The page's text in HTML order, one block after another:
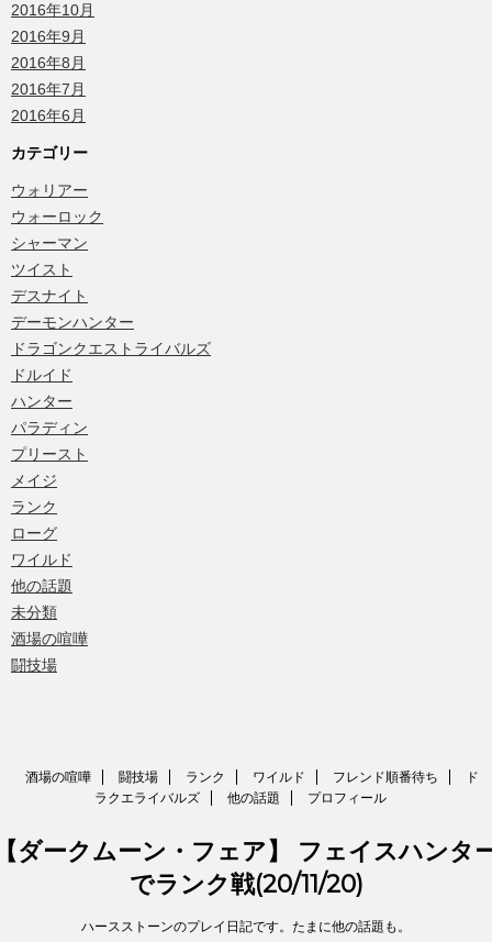
2016年10月
2016年9月
2016年8月
2016年7月
2016年6月
カテゴリー
ウォリアー
ウォーロック
シャーマン
ツイスト
デスナイト
デーモンハンター
ドラゴンクエストライバルズ
ドルイド
ハンター
パラディン
プリースト
メイジ
ランク
ローグ
ワイルド
他の話題
未分類
酒場の喧嘩
闘技場
酒場の喧嘩 闘技場 ランク ワイルド フレンド順番待ち
ド
ラクエライバルズ
他の話題 プロフィール
ダークムーン・フェア】 フェイスハンタ
でランク戦(20/11/20)
ハースストーンのプレイ日記です。たまに他の話題も。